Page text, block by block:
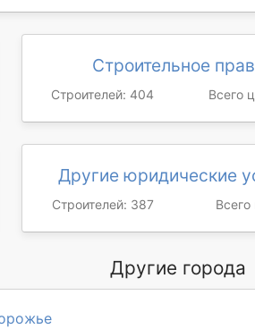
Строительное
Строителей: 404 Всего
Другие юридические
Строителей: 387 Всего
Другие города